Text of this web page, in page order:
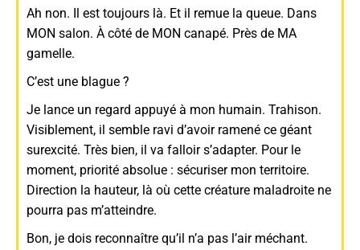
Ah non. Il est toujours là. Et il remue la queue. Dans
MON salon. À côté de MON canapé. Près de MA
gamelle.
C’est une blague ?
Je lance un regard appuyé à mon humain. Trahison.
Visiblement, il semble ravi d’avoir ramené ce géant
surexcité. Très bien, il va falloir s’adapter. Pour le
moment, priorité absolue : sécuriser mon territoire.
Direction la hauteur, là où cette créature maladroite ne
pourra pas m’atteindre.
Bon, je dois reconnaître qu’il n’a pas l’air méchant.